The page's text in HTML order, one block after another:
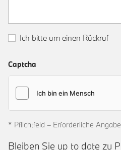
Ich bitte um einen Rückruf
Captcha
* Pflichtfeld – Erforderliche
Bleiben Sie up to date zu